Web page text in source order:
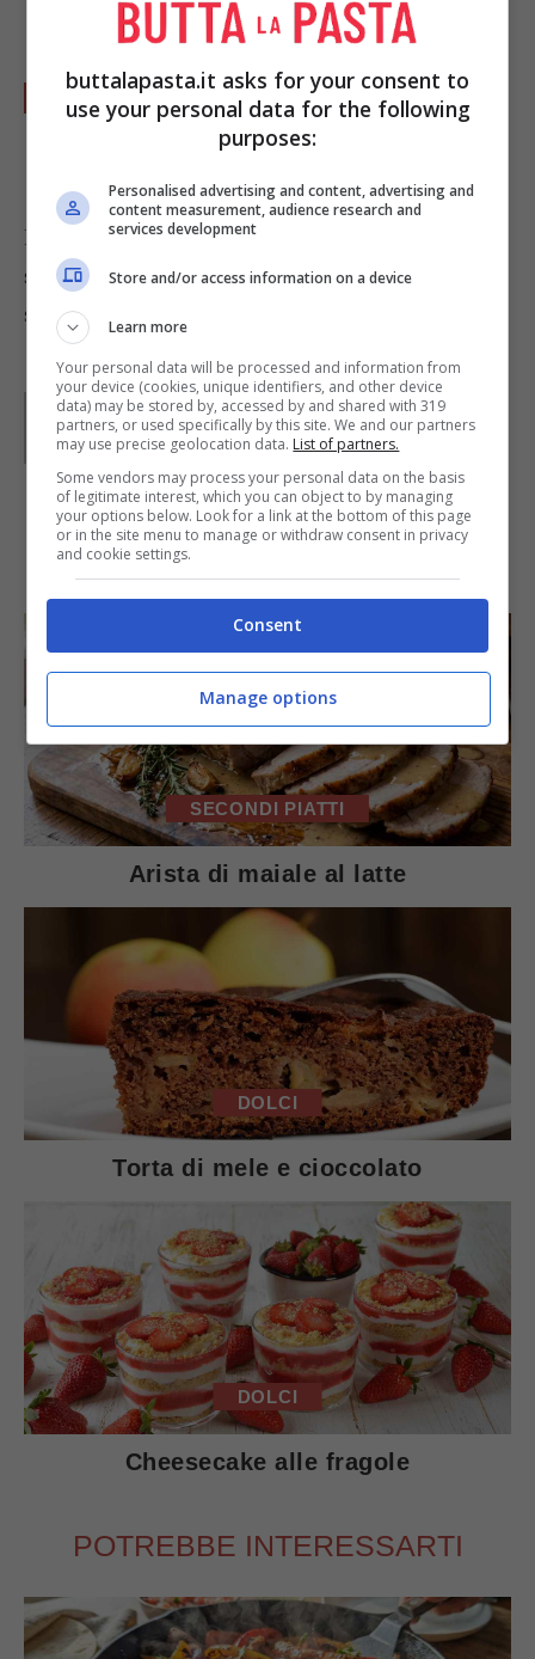
scamorza.
Richiudi i lembi dell’alluminio e metti su
una teglia. Inforna perun’ora a 160 grad
Farcito con i funghi puoi anche provare un
secondo di pesce,il branzino con i porcini
spinaci. Foto di
Parole diKati Irrente
Giornalista poliedrica scrivo per il web dal 2008. Sono
appassionata del vivere green e della buona cucina,
d’autore.
IN PRIMO PIANO
SECONDI PIATTI
Arista di maiale al latte
DOLCI
Torta di mele e cioccolato
DOLCI
Cheesecake alle fragole
POTREBBE INTERESSARTI
buttalapasta.it asks for your consent to
use your personal data for the following
purposes:
Personalised advertising and content, advertising and
content measurement, audience research and
services development
Store and/or access information on a device
Learn more
Your personal data will be processed and information from
your device (cookies, unique identifiers, and other device
data) may be stored by, accessed by and shared with 319
partners, or used specifically by this site. We and our partners
may use precise geolocation data. List of partners.
Some vendors may process your personal data on the basis
of legitimate interest, which you can object to by managing
your options below. Look for a link at the bottom of this page
or in the site menu to manage or withdraw consent in privacy
and cookie settings.
Consent
Manage options